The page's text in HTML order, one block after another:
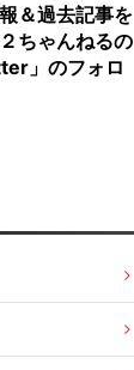
＆過去記事を
ちゃんねるの
」のフォロ